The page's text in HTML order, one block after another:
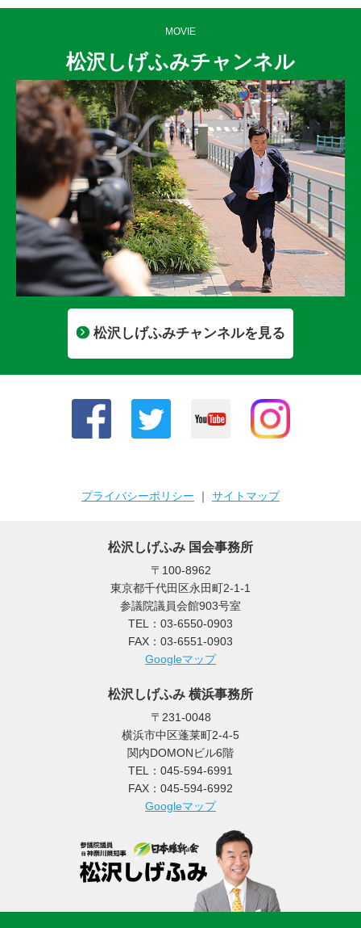
MOVIE
松沢しげふみチャンネル
松沢しげふみチャンネルを見る
プライバシーポリシー ｜ サイトマップ
松沢しげふみ 国会事務所
〒100-8962
東京都千代田区永田町2-1-1
参議院議員会館903号室
TEL：03-6550-0903
FAX：03-6551-0903
Googleマップ
松沢しげふみ 横浜事務所
〒231-0048
横浜市中区蓬莱町2-4-5
関内DOMONビル6階
TEL：045-594-6991
FAX：045-594-6992
Googleマップ